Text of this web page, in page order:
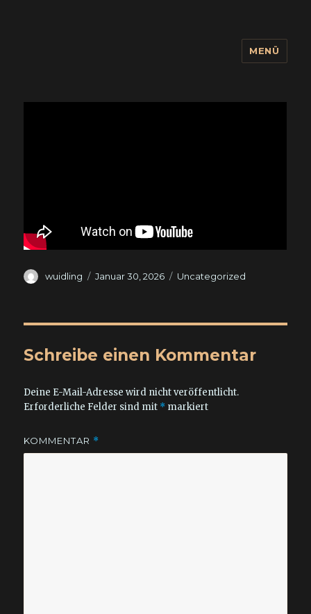
MENÜ
Autor
wuidling
Veröffentlicht
Januar 30, 2026 Kategorien
Uncategorized
Schreibe einen Kommentar
Deine E-Mail-Adresse wird nicht veröffentlicht.
Erforderliche Felder sind mit * markiert
KOMMENTAR *